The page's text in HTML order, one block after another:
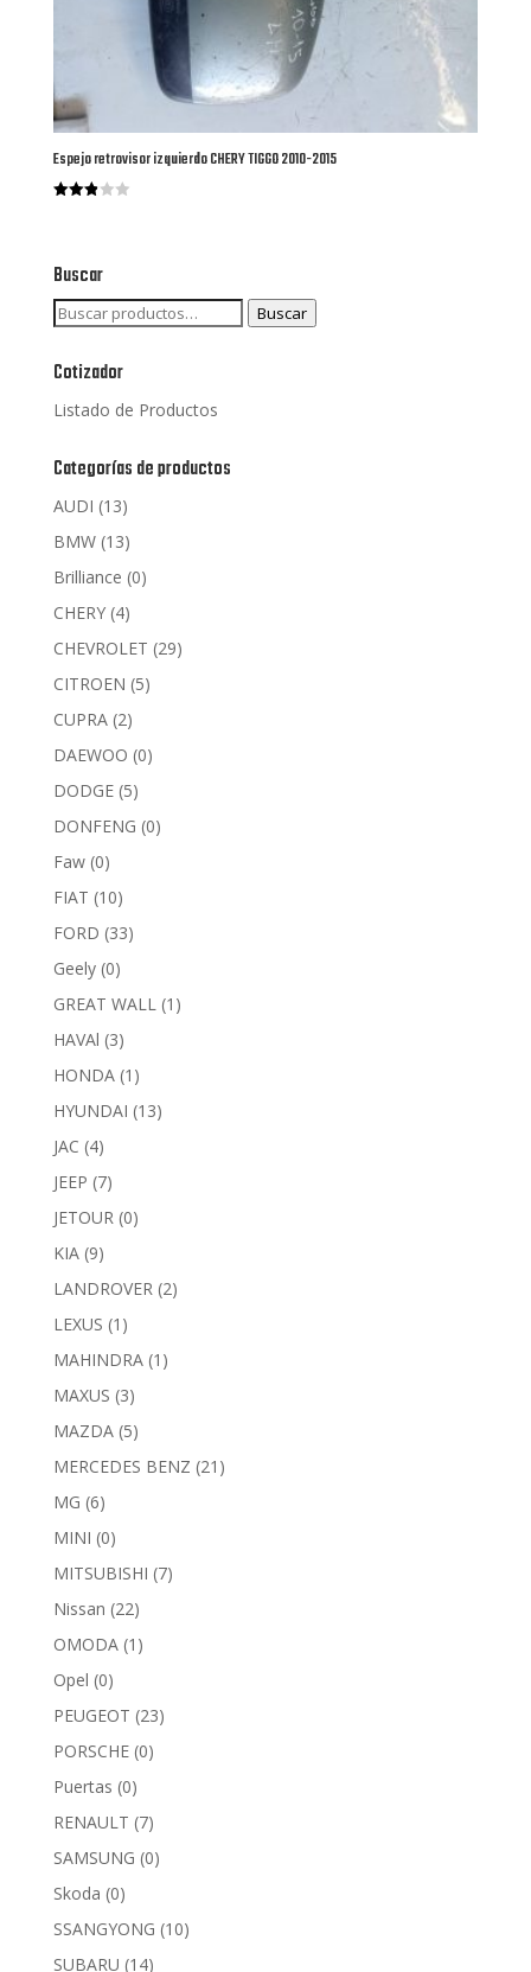
Espejo retrovisor izquierdo CHERY TIGGO 2010-2015
Buscar
Buscar
Buscar
Cotizador
Listado de Productos
Categorías de productos
AUDI (13)
BMW (13)
Brilliance (0)
CHERY (4)
CHEVROLET (29)
CITROEN (5)
CUPRA (2)
DAEWOO (0)
DODGE (5)
DONFENG (0)
Faw (0)
FIAT (10)
FORD (33)
Geely (0)
GREAT WALL (1)
HAVAl (3)
HONDA (1)
HYUNDAI (13)
JAC (4)
JEEP (7)
JETOUR (0)
KIA (9)
LANDROVER (2)
LEXUS (1)
MAHINDRA (1)
MAXUS (3)
MAZDA (5)
MERCEDES BENZ (21)
MG (6)
MINI (0)
MITSUBISHI (7)
Nissan (22)
OMODA (1)
Opel (0)
PEUGEOT (23)
PORSCHE (0)
Puertas (0)
RENAULT (7)
SAMSUNG (0)
Skoda (0)
SSANGYONG (10)
SUBARU (14)